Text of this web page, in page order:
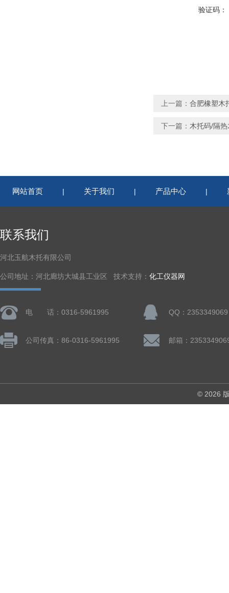
验证码：
上一篇： 合肥橡塑木
下一篇： 木托码/隔
网站首页 | 关于我们 | 产品中心 |
联系我们
河北玉航木托有限公司
公司地址：河北廊坊大城县工业区 技术支持： 化工仪器网
电 话：0316-5961995 QQ：2353349069
公司传真：86-0316-5961995 邮箱：
© 2026